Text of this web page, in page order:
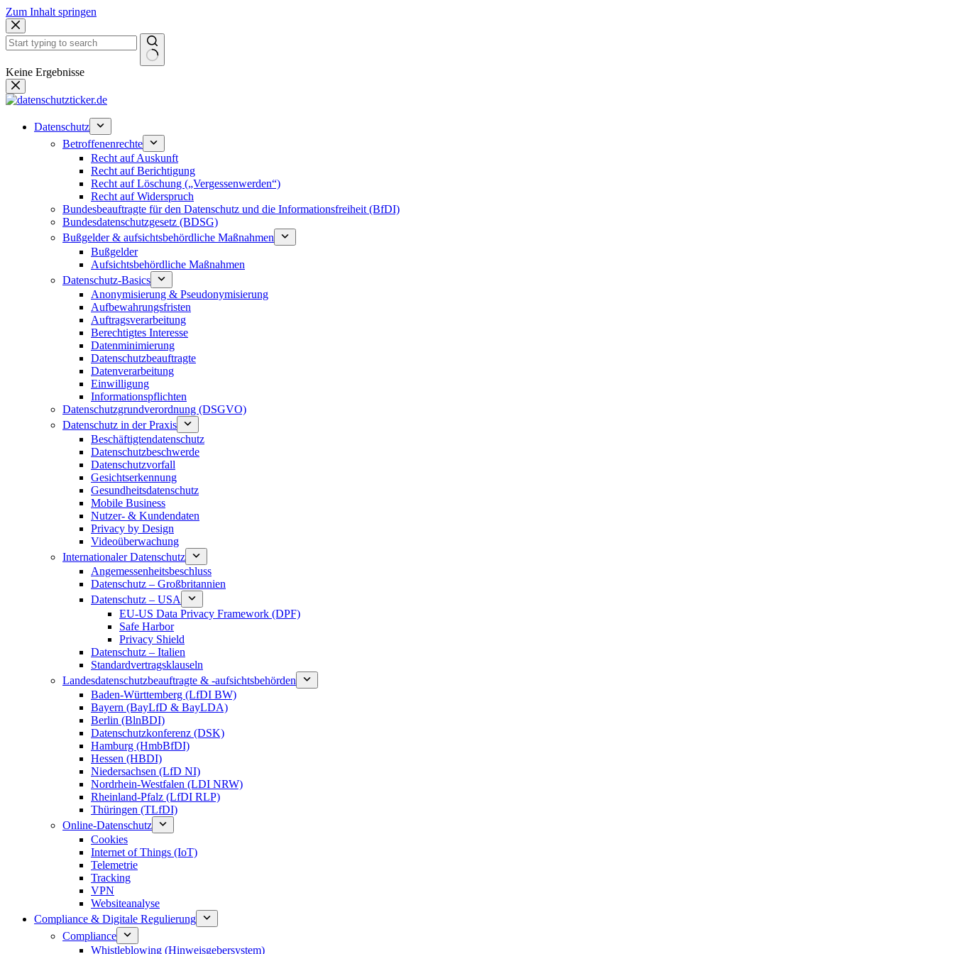
Zum Inhalt springen
Keine Ergebnisse
Datenschutz
Betroffenenrechte
Recht auf Auskunft
Recht auf Berichtigung
Recht auf Löschung („Vergessenwerden“)
Recht auf Widerspruch
Bundesbeauftragte für den Datenschutz und die Informationsfreiheit (BfDI)
Bundesdatenschutzgesetz (BDSG)
Bußgelder & aufsichtsbehördliche Maßnahmen
Bußgelder
Aufsichtsbehördliche Maßnahmen
Datenschutz-Basics
Anonymisierung & Pseudonymisierung
Aufbewahrungsfristen
Auftragsverarbeitung
Berechtigtes Interesse
Datenminimierung
Datenschutzbeauftragte
Datenverarbeitung
Einwilligung
Informationspflichten
Datenschutzgrundverordnung (DSGVO)
Datenschutz in der Praxis
Beschäftigtendatenschutz
Datenschutzbeschwerde
Datenschutzvorfall
Gesichtserkennung
Gesundheitsdatenschutz
Mobile Business
Nutzer- & Kundendaten
Privacy by Design
Videoüberwachung
Internationaler Datenschutz
Angemessenheitsbeschluss
Datenschutz – Großbritannien
Datenschutz – USA
EU-US Data Privacy Framework (DPF)
Safe Harbor
Privacy Shield
Datenschutz – Italien
Standardvertragsklauseln
Landesdatenschutzbeauftragte & -aufsichtsbehörden
Baden-Württemberg (LfDI BW)
Bayern (BayLfD & BayLDA)
Berlin (BlnBDI)
Datenschutzkonferenz (DSK)
Hamburg (HmbBfDI)
Hessen (HBDI)
Niedersachsen (LfD NI)
Nordrhein-Westfalen (LDI NRW)
Rheinland-Pfalz (LfDI RLP)
Thüringen (TLfDI)
Online-Datenschutz
Cookies
Internet of Things (IoT)
Telemetrie
Tracking
VPN
Websiteanalyse
Compliance & Digitale Regulierung
Compliance
Whistleblowing (Hinweisgebersystem)